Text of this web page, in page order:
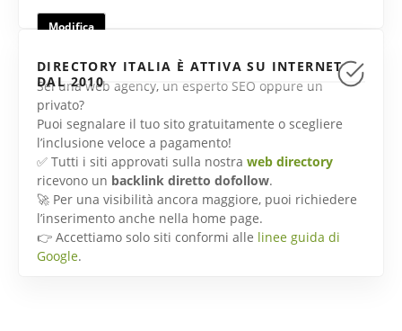
Modifica
DIRECTORY ITALIA È ATTIVA SU INTERNET
DAL 2010
Sei una web agency, un esperto SEO oppure un
privato?
Puoi segnalare il tuo sito gratuitamente o scegliere
l’inclusione veloce a pagamento!
✅ Tutti i siti approvati sulla nostra web directory
ricevono un backlink diretto dofollow.
🚀 Per una visibilità ancora maggiore, puoi richiedere
l’inserimento anche nella home page.
👉 Accettiamo solo siti conformi alle linee guida di
Google.